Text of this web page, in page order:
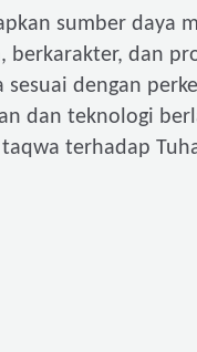
sumber daya
berkarakter, dan
sesuai dengan
dan teknologi
terhadap